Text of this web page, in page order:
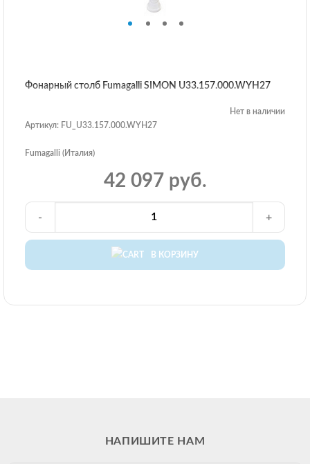
Фонарный столб Fumagalli SIMON U33.157.000.WYH27
Нет в наличии
Артикул: FU_U33.157.000.WYH27
Fumagalli (Италия)
42 097 руб.
В КОРЗИНУ
- +
НАПИШИТЕ НАМ